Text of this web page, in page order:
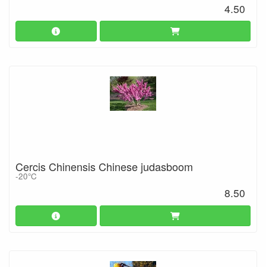
4.50
Cercis Chinensis Chinese judasboom
-20°C
8.50